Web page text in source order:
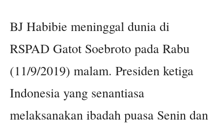
BJ Habibie meninggal dunia di
RSPAD Gatot Soebroto pada Rabu
(11/9/2019) malam. Presiden ketiga
Indonesia yang senantiasa
melaksanakan ibadah puasa Senin dan